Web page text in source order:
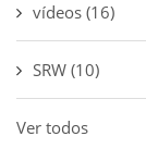
vídeos (16)
SRW (10)
Ver todos